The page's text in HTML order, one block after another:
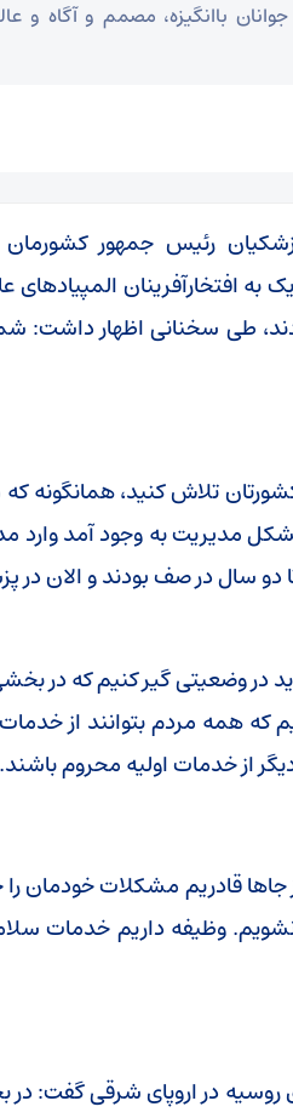
باانگیزه، مصمم و آگاه و
رئیس جمهور کشورمان
علمی جهان ۲۰۲۴ با تبریک به
طی سخنانی اظهار داشت:
تلاش کنید، همانگونه که
مدیریت به وجود آمد وارد
سال در صف بودند و الان در
گفت: بعد از ۴۰ سال نباید در وضعیتی گیر
که همه مردم بتوانند از
از خدمات اولیه محروم باشند.
قادریم مشکلات خودمان را
وظیفه داریم خدمات
روسیه در اروپای شرقی گفت:
را
قالیباف: انتشار
استراتژی شکست